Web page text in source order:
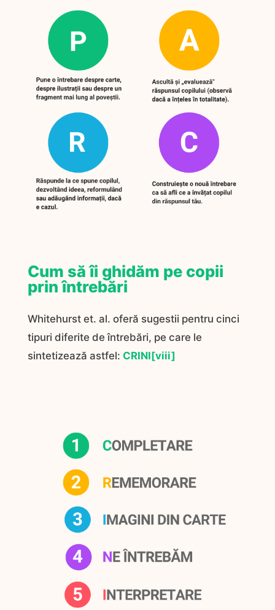
Cum să îi ghidăm pe copii
prin întrebări
Whitehurst et. al. oferă sugestii pentru cinci
tipuri diferite de întrebări, pe care le
sintetizează astfel: CRINI[viii]